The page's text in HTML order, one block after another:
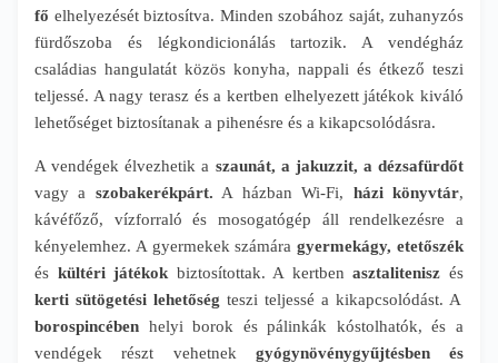
fő elhelyezését biztosítva. Minden szobához saját, zuhanyzós
fürdőszoba és légkondicionálás tartozik. A vendégház
családias hangulatát közös konyha, nappali és étkező teszi
teljessé. A nagy terasz és a kertben elhelyezett játékok kiváló
lehetőséget biztosítanak a pihenésre és a kikapcsolódásra.
A vendégek élvezhetik a szaunát, a jakuzzit, a dézsafürdőt
vagy a szobakerékpárt. A házban Wi-Fi, házi könyvtár,
kávéfőző, vízforraló és mosogatógép áll rendelkezésre a
kényelemhez. A gyermekek számára gyermekágy, etetőszék
és kültéri játékok biztosítottak. A kertben asztalitenisz és
kerti sütögetési lehetőség teszi teljessé a kikapcsolódást. A
borospincében helyi borok és pálinkák kóstolhatók, és a
vendégek részt vehetnek gyógynövénygyűjtésben és